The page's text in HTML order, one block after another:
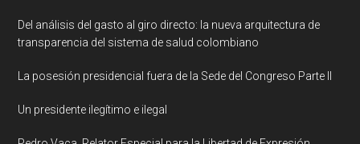
Del análisis del gasto al giro directo: la nueva arquitectura de
transparencia del sistema de salud colombiano
La posesión presidencial fuera de la Sede del Congreso Parte II
Un presidente ilegítimo e ilegal